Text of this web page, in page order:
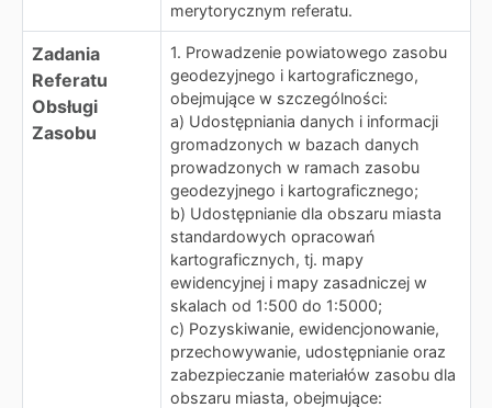
merytorycznym referatu.
Zadania
Referatu
Obsługi
Zasobu
1. Prowadzenie powiatowego zasobu
geodezyjnego i kartograficznego,
obejmujące w szczególności:
a) Udostępniania danych i informacji
gromadzonych w bazach danych
prowadzonych w ramach zasobu
geodezyjnego i kartograficznego;
b) Udostępnianie dla obszaru miasta
standardowych opracowań
kartograficznych, tj. mapy
ewidencyjnej i mapy zasadniczej w
skalach od 1:500 do 1:5000;
c) Pozyskiwanie, ewidencjonowanie,
przechowywanie, udostępnianie oraz
zabezpieczanie materiałów zasobu dla
obszaru miasta, obejmujące: